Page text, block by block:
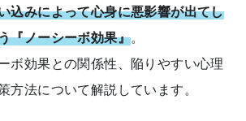
込みによって心身に悪影響が出てし
『ノーシーボ効果』。
ボ効果との関係性、陥りやすい心理
方法について解説しています。